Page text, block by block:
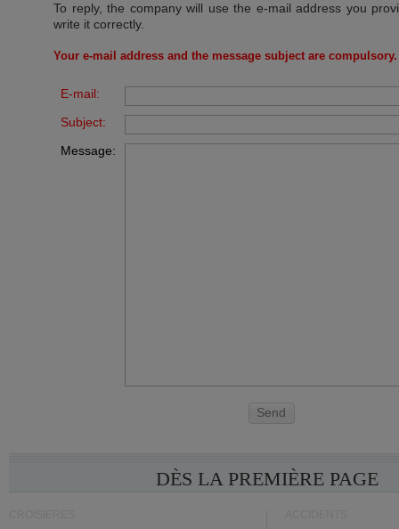
To reply, the company will use the e-mail address you
write it correctly.
Your e-mail address and the message subject are compulsory.
E-mail:
Subject:
Message:
Send
DÈS LA PREMIÈRE PAGE